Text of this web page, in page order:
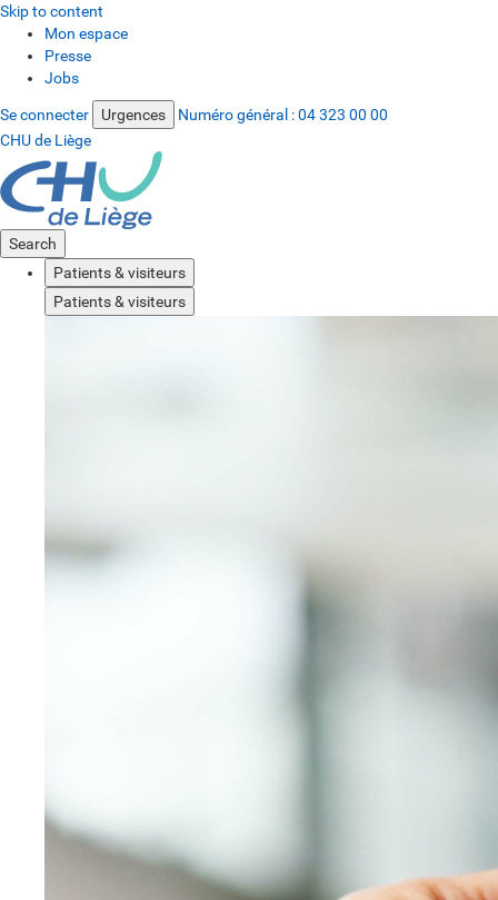
Skip to content
Mon espace
Presse
Jobs
Se connecter Urgences Numéro général :04 323 00 00
CHU de Liège
Search
Patients & visiteurs
Patients & visiteurs